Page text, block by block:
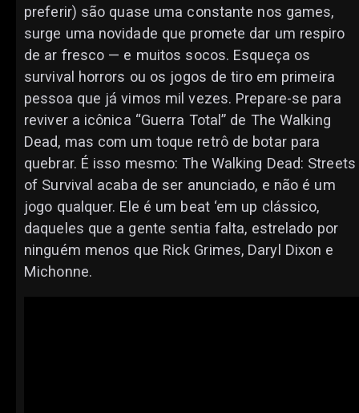
preferir) são quase uma constante nos games,
surge uma novidade que promete dar um respiro
de ar fresco — e muitos socos. Esqueça os
survival horrors ou os jogos de tiro em primeira
pessoa que já vimos mil vezes. Prepare-se para
reviver a icônica “Guerra Total” de The Walking
Dead, mas com um toque retrô de botar para
quebrar. É isso mesmo: The Walking Dead: Streets
of Survival acaba de ser anunciado, e não é um
jogo qualquer. Ele é um beat ‘em up clássico,
daqueles que a gente sentia falta, estrelado por
ninguém menos que Rick Grimes, Daryl Dixon e
Michonne.